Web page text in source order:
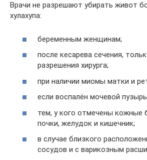
Врачи не разрешают убирать живот
хулахупа:
беременным женщинам;
после кесарева сечения,
разрешения хирурга;
при наличии миомы матки и
если воспалён мочевой
тем, у кого отмечены кожные
почки, желудок и кишечник;
в случае близкого
сосудов и с варикозным